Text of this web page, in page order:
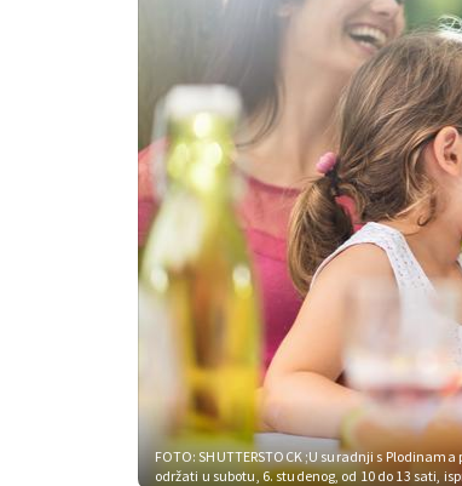
FOTO: SHUTTERSTOCK;U suradnji s Plodinama
održati u subotu, 6. studenog, od 10 do 13 sati,